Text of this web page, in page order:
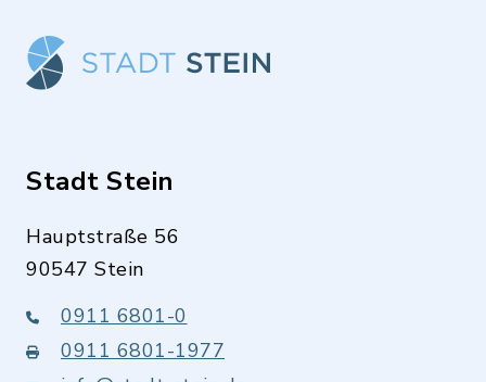
Stadt Stein
Hauptstraße 56
90547 Stein
0911 6801-0
0911 6801-1977